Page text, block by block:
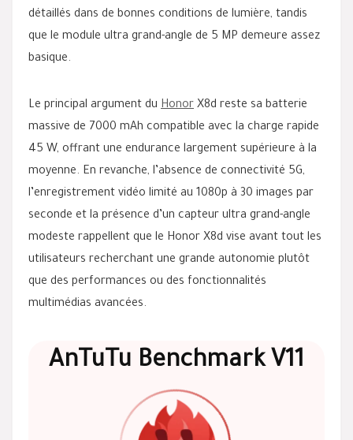
détaillés dans de bonnes conditions de lumière, tandis
que le module ultra grand-angle de 5 MP demeure assez
basique.
Le principal argument du Honor X8d reste sa batterie
massive de 7000 mAh compatible avec la charge rapide
45 W, offrant une endurance largement supérieure à la
moyenne. En revanche, l’absence de connectivité 5G,
l’enregistrement vidéo limité au 1080p à 30 images par
seconde et la présence d’un capteur ultra grand-angle
modeste rappellent que le Honor X8d vise avant tout les
utilisateurs recherchant une grande autonomie plutôt
que des performances ou des fonctionnalités
multimédias avancées.
AnTuTu Benchmark V11